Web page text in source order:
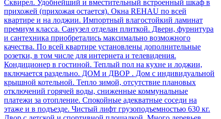
Сквирел. Удобнейший и вместительный встроенный шкаф в
прихожей (прихожая остается). Окна REHAU по всей
квартире и на лоджии. Импортный влагостойкий ламинат
премиум класса. Санузел отделан плиткой. Двери, фурнитура
и сантехника приобретались максимально возможного
качества. По всей квартире установлены дополнительные
розетки, в том числе для интернета и телевидения.
Кондиционер в гостиной. Теплый пол на кухне и лоджии,
включается раздельно. ДОМ и ДВОР . Дом с индивидуальной
крышной котельной. Тепло зимой, отсутствие плановых
отключений горячей воды, сниженные коммунальные
платежи за отопление. Спокойные адекватные соседи на
этаже и в подъезде. Чистый лифт грузоподъемностью 630 кг.